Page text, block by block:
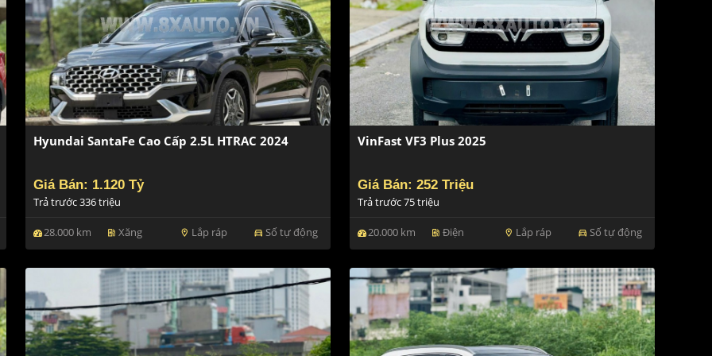
Hyundai SantaFe Cao Cấp 2.5L HTRAC 2024
Giá Bán: 1.120 Tỷ
Trả trước 336 triệu
28.000 km ev_station Xăng location_on Lắp ráp directions_car Số tự động
VinFast VF3 Plus 2025
Giá Bán: 252 Triệu
Trả trước 75 triệu
20.000 km ev_station Điện location_on Lắp ráp directions_car Số tự động